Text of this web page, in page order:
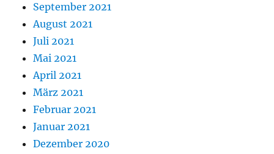
September 2021
August 2021
Juli 2021
Mai 2021
April 2021
März 2021
Februar 2021
Januar 2021
Dezember 2020